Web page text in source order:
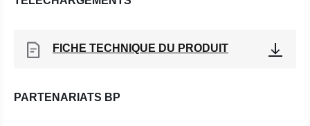
FICHE TECHNIQUE DU PRODUIT
PARTENARIATS BP